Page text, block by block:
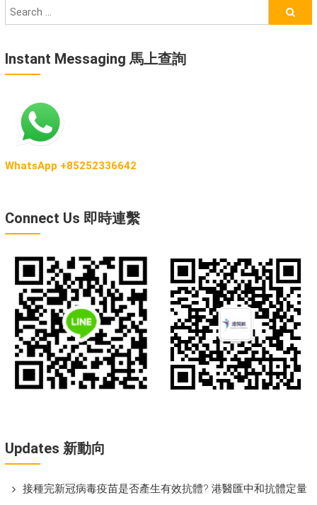
Instant Messaging 馬上查詢
WhatsApp +85252336642
Connect Us 即時連繫
Updates 新動向
接種完新冠病毒疫苗是否產生有效抗體? 港醫匯中和抗體定量